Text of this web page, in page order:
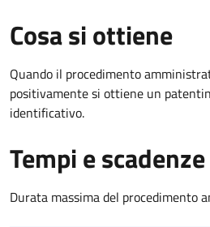
Cosa si ottiene
Quando il procedimento
positivamente si ottiene un
identificativo.
Tempi e scadenze
Durata massima del procedimento